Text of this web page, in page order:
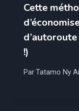
Cette
!)
ParTatamo Ny